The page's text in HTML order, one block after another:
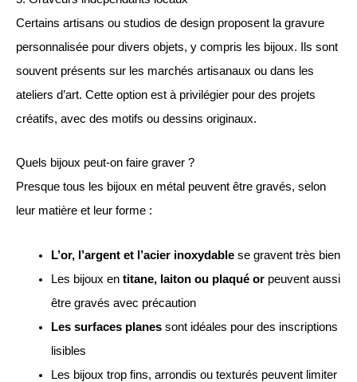
Certains artisans ou studios de design proposent la gravure
personnalisée pour divers objets, y compris les bijoux. Ils sont
souvent présents sur les marchés artisanaux ou dans les
ateliers d’art. Cette option est à privilégier pour des projets
créatifs, avec des motifs ou dessins originaux.
Quels bijoux peut-on faire graver ?
Presque tous les bijoux en métal peuvent être gravés, selon
leur matière et leur forme :
L’or, l’argent et l’acier inoxydablese gravent très bien
Les bijoux en titane, laiton ou plaqué orpeuvent aussi
être gravés avec précaution
Les surfaces planessont idéales pour des inscriptions
lisibles
Les bijoux trop fins, arrondis ou texturés peuvent limiter